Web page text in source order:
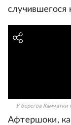
случившегося
У берегов
Афтершоки,